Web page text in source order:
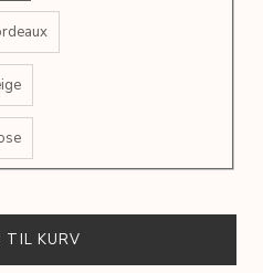
TIL KURV